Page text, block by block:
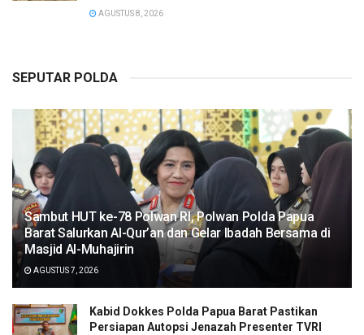
AGUSTUS 8, 2026
SEPUTAR POLDA
Sambut HUT ke-78 Polwan RI, Polwan Polda Papua
Barat Salurkan Al-Qur’an dan Gelar Ibadah Bersama di
Masjid Al-Muhajirin
AGUSTUS 7, 2026
Kabid Dokkes Polda Papua Barat Pastikan
Persiapan Autopsi Jenazah Presenter TVRI